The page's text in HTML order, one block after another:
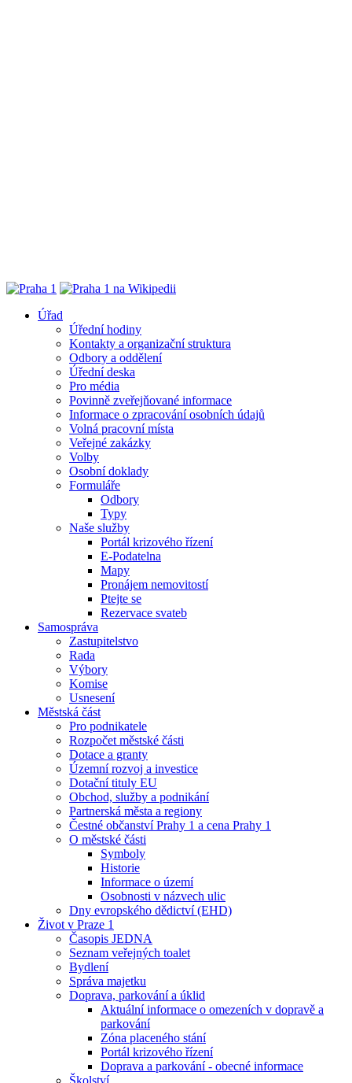
Úřad
Úřední hodiny
Kontakty a organizační struktura
Odbory a oddělení
Úřední deska
Pro média
Povinně zveřejňované informace
Informace o zpracování osobních údajů
Volná pracovní místa
Veřejné zakázky
Volby
Osobní doklady
Formuláře
Odbory
Typy
Naše služby
Portál krizového řízení
E-Podatelna
Mapy
Pronájem nemovitostí
Ptejte se
Rezervace svateb
Samospráva
Zastupitelstvo
Rada
Výbory
Komise
Usnesení
Městská část
Pro podnikatele
Rozpočet městské části
Dotace a granty
Územní rozvoj a investice
Dotační tituly EU
Obchod, služby a podnikání
Partnerská města a regiony
Čestné občanství Prahy 1 a cena Prahy 1
O městské části
Symboly
Historie
Informace o území
Osobnosti v názvech ulic
Dny evropského dědictví (EHD)
Život v Praze 1
Časopis JEDNA
Seznam veřejných toalet
Bydlení
Správa majetku
Doprava, parkování a úklid
Aktuální informace o omezeních v dopravě a
parkování
Zóna placeného stání
Portál krizového řízení
Doprava a parkování - obecné informace
Školství